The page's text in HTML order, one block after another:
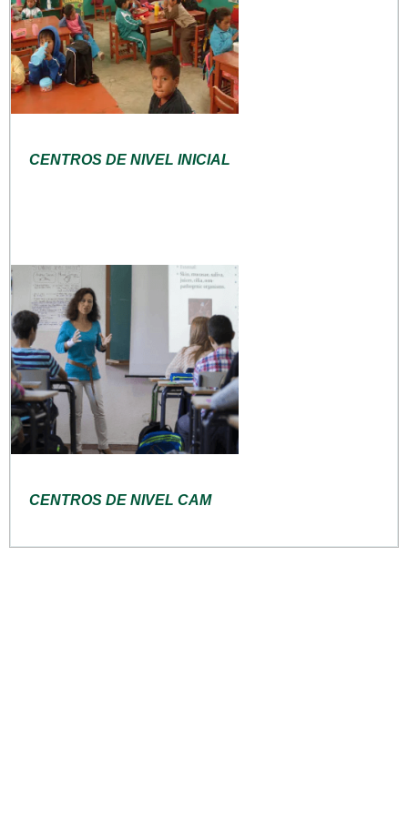
CENTROS DE NIVEL INICIAL
CENTROS DE NIVEL CAM